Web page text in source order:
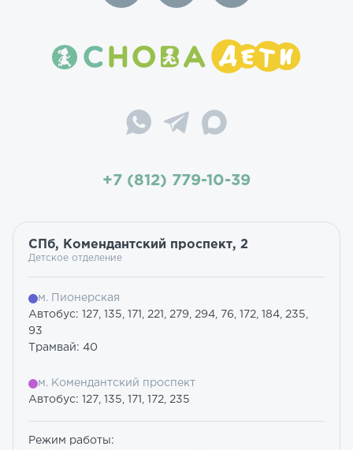
+7 (812) 779-10-39
СПб, Комендантский проспект, 2
Детское отделение
м. Пионерская
Автобус: 127, 135, 171, 221, 279, 294, 76, 172, 184, 235,
93
Трамвай: 40
м. Комендантский проспект
Автобус: 127, 135, 171, 172, 235
Режим работы: